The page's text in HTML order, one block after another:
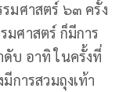
มศาสตร์ ๖๓ ครั้ง
ศาสตร์ ก็มีการ
บ อาทิ ในครั้งที่
การสวมถุงเท้า